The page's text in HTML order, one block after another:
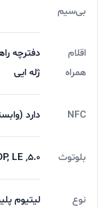
بی‌سیم
اقلام
همراه
دفترچه‌
ژله ایی
NFC دارد
بلوتوث 5.0, A2DP, LE
نوع
لیتیوم